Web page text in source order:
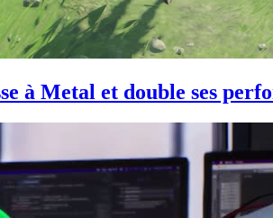
à Metal et double ses